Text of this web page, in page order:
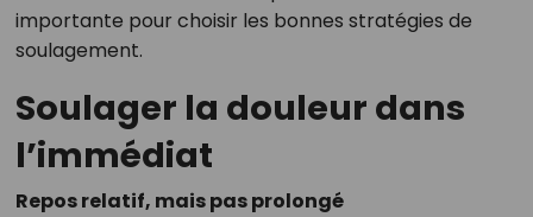
importante pour choisir les bonnes stratégies de
soulagement.
Soulager la douleur dans
l’immédiat
Repos relatif, mais pas prolongé